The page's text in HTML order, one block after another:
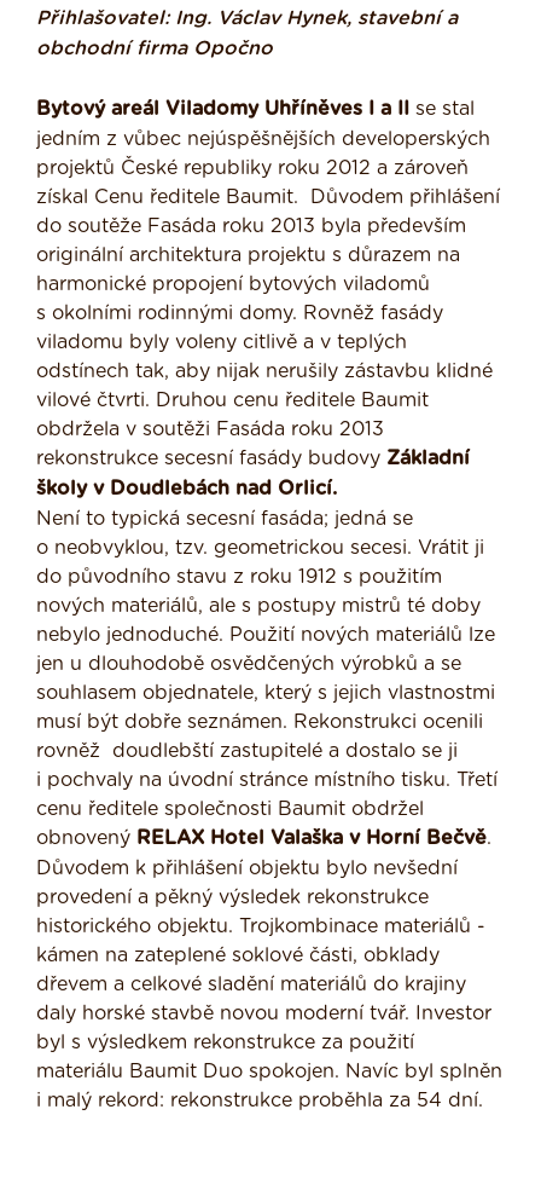
Přihlašovatel: Ing. Václav Hynek, stavební a
obchodní firma Opočno
Bytový areál Viladomy Uhříněves I a II se stal
jedním z vůbec nejúspěšnějších developerských
projektů České republiky roku 2012 a zároveň
získal Cenu ředitele Baumit. Důvodem přihlášení
do soutěže Fasáda roku 2013 byla především
originální architektura projektu s důrazem na
harmonické propojení bytových viladomů
s okolními rodinnými domy. Rovněž fasády
viladomu byly voleny citlivě a v teplých
odstínech tak, aby nijak nerušily zástavbu klidné
vilové čtvrti. Druhou cenu ředitele Baumit
obdržela v soutěži Fasáda roku 2013
rekonstrukce secesní fasády budovy Základní
školy v Doudlebách nad Orlicí.
Není to typická secesní fasáda; jedná se
o neobvyklou, tzv. geometrickou secesi. Vrátit ji
do původního stavu z roku 1912 s použitím
nových materiálů, ale s postupy mistrů té doby
nebylo jednoduché. Použití nových materiálů lze
jen u dlouhodobě osvědčených výrobků a se
souhlasem objednatele, který s jejich vlastnostmi
musí být dobře seznámen. Rekonstrukci ocenili
rovněž doudlebští zastupitelé a dostalo se ji
i pochvaly na úvodní stránce místního tisku. Třetí
cenu ředitele společnosti Baumit obdržel
obnovený RELAX Hotel Valaška v Horní Bečvě.
Důvodem k přihlášení objektu bylo nevšední
provedení a pěkný výsledek rekonstrukce
historického objektu. Trojkombinace materiálů -
kámen na zateplené soklové části, obklady
dřevem a celkové sladění materiálů do krajiny
daly horské stavbě novou moderní tvář. Investor
byl s výsledkem rekonstrukce za použití
materiálu Baumit Duo spokojen. Navíc byl splněn
i malý rekord: rekonstrukce proběhla za 54 dní.